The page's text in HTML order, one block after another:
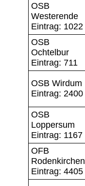
OSB
Westerende
Eintrag: 1022
OSB
Ochtelbur
Eintrag: 711
OSB Wirdum
Eintrag: 2400
OSB
Loppersum
Eintrag: 1167
OFB
Rodenkirchen
Eintrag: 4405